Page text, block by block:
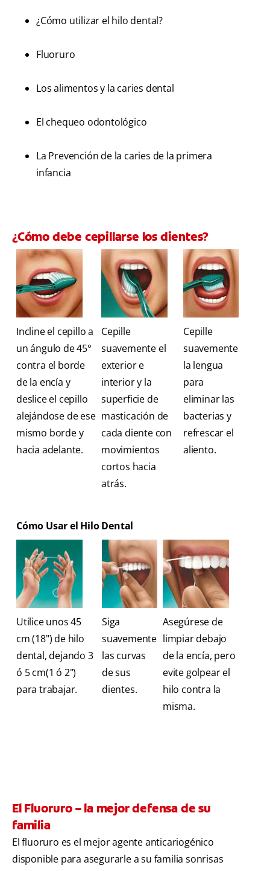
¿Cómo utilizar el hilo dental?
Fluoruro
Los alimentos y la caries dental
El chequeo odontológico
La Prevención de la caries de la primera
infancia
¿Cómo debe cepillarse los dientes?
Incline el cepillo a
un ángulo de 45°
contra el borde
de la encía y
deslice el cepillo
alejándose de ese
mismo borde y
hacia adelante.
Cepille
suavemente el
exterior e
interior y la
superficie de
masticación de
cada diente con
movimientos
cortos hacia
atrás.
Cepille
suavemente
la lengua
para
eliminar las
bacterias y
refrescar el
aliento.
Cómo Usar el Hilo Dental
Utilice unos 45
cm (18") de hilo
dental, dejando 3
ó 5 cm(1 ó 2")
para trabajar.
Siga
suavemente
las curvas
de sus
dientes.
Asegúrese de
limpiar debajo
de la encía, pero
evite golpear el
hilo contra la
misma.
El Fluoruro – la mejor defensa de su
familia
El fluoruro es el mejor agente anticariogénico
disponible para asegurarle a su familia sonrisas